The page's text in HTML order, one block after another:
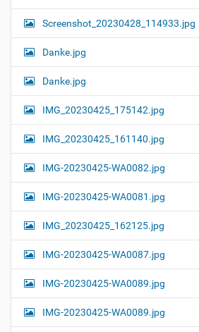
Screenshot_20230428_114933.jpg
Danke.jpg
Danke.jpg
IMG_20230425_175142.jpg
IMG_20230425_161140.jpg
IMG-20230425-WA0082.jpg
IMG-20230425-WA0081.jpg
IMG_20230425_162125.jpg
IMG-20230425-WA0087.jpg
IMG-20230425-WA0089.jpg
IMG-20230425-WA0089.jpg